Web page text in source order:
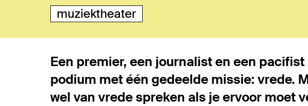
muziektheater
Een premier, een journalist en een
podium met één gedeelde missie: vrede.
wel van vrede spreken als je ervoor moet